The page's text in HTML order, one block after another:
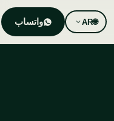
🌐
AR واتساب